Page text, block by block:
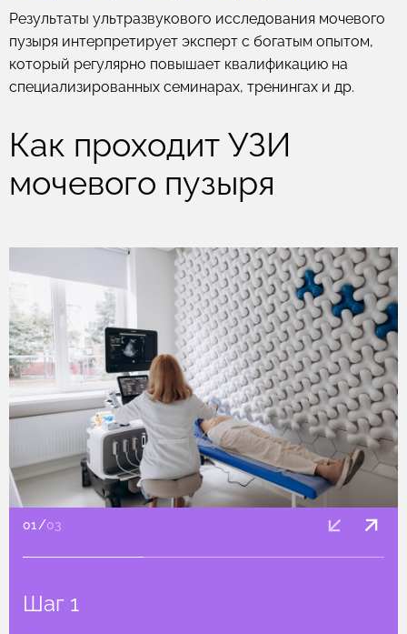
Результаты ультразвукового исследования мочевого
пузыря интерпретирует эксперт с богатым опытом,
который регулярно повышает квалификацию на
специализированных семинарах, тренингах и др.
Как проходит УЗИ
мочевого пузыря
Шаг 1
01/03